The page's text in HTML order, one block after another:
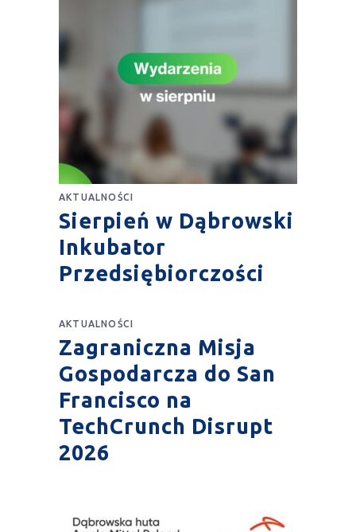
AKTUALNOŚCI
Sierpień w Dąbrowski
Inkubator
Przedsiębiorczości
AKTUALNOŚCI
Zagraniczna Misja
Gospodarcza do San
Francisco na
TechCrunch Disrupt
2026